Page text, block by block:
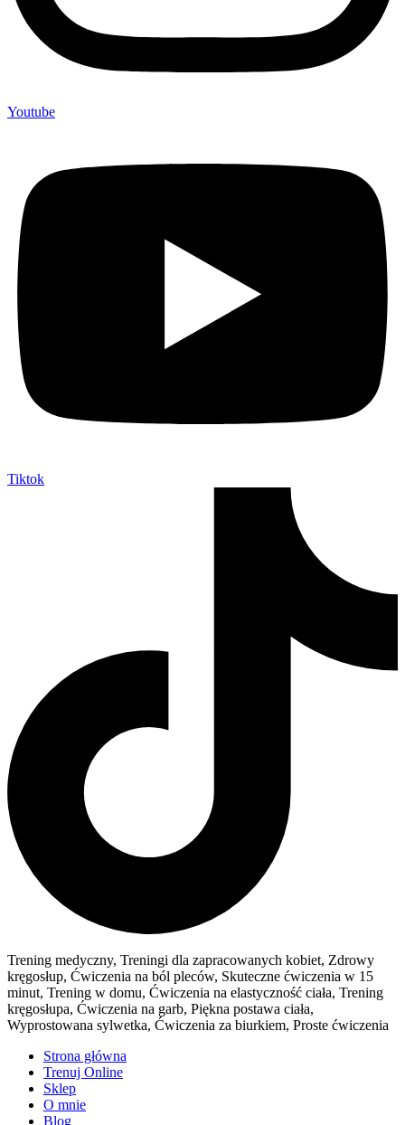
Youtube
Tiktok
Trening medyczny, Treningi dla zapracowanych kobiet, Zdrowy
kręgosłup, Ćwiczenia na ból pleców, Skuteczne ćwiczenia w 15
minut, Trening w domu, Ćwiczenia na elastyczność ciała, Trening
kręgosłupa, Ćwiczenia na garb, Piękna postawa ciała,
Wyprostowana sylwetka, Ćwiczenia za biurkiem, Proste ćwiczenia
Strona główna
Trenuj Online
Sklep
O mnie
Blog